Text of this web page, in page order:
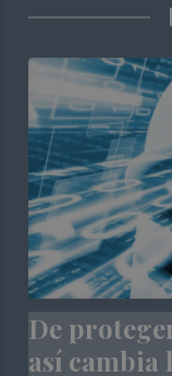
De
así cambia